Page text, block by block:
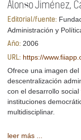
Alonso Jiménez,
Editorial/fuente:
Administración y
Año: 2006
URL: https://
Ofrece una imagen
descentralización
con el desarrollo
instituciones
multidisciplinar.
leer más ...